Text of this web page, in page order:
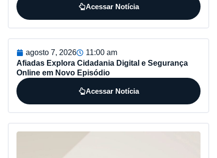
Acessar Notícia
agosto 7, 2026
11:00 am
Afiadas Explora Cidadania Digital e Segurança
Online em Novo Episódio
Acessar Notícia